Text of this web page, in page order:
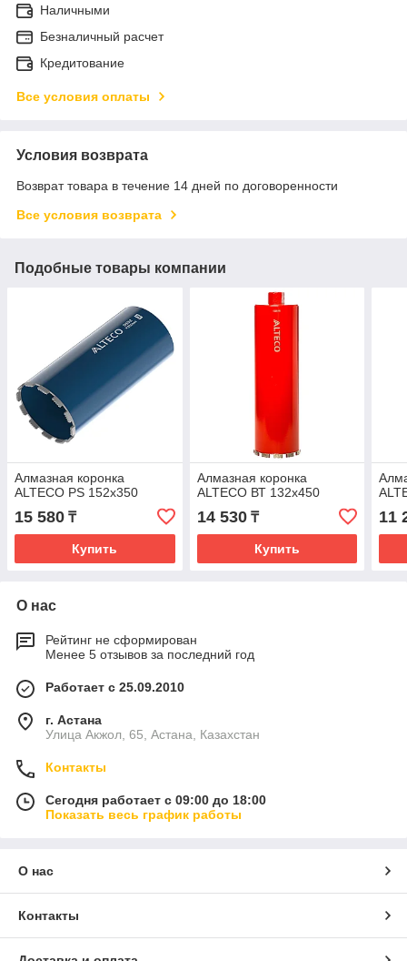
Наличными
Безналичный расчет
Кредитование
Все условия оплаты
Условия возврата
Возврат товара в течение 14 дней по договоренности
Все условия возврата
Подобные товары компании
Алмазная коронка
ALTECO PS 152х350
15 580 ₸
Купить
Алмазная коронка
ALTECO ВТ 132х450
14 530₸
Купить
11
О нас
Рейтинг не сформирован
Менее 5 отзывов за последний год
Работает с 25.09.2010
г. Астана
Улица Акжол, 65, Астана, Казахстан
Контакты
Сегодня работает с 09:00 до 18:00
Показать весь график работы
О нас
Контакты